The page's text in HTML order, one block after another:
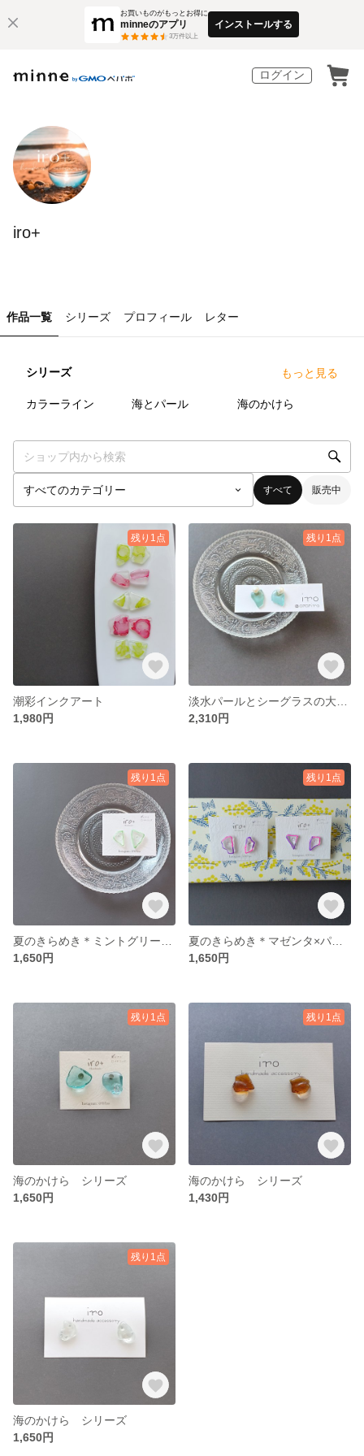
お買いものがもっとお得に
minneのアプリ
3万件以上
インストールする
ログイン
iro+
作品一覧 シリーズ プロフィール レター
シリーズ もっと見る
カラーライン 海とパール 海のかけら
すべて 販売中
残り1点
潮彩インクアート
1,980円
残り1点
2,310円
残り1点
1,650円
残り1点
1,650円
残り1点
海のかけら シリーズ
1,650円
残り1点
海のかけら シリーズ
1,430円
残り1点
海のかけら シリーズ
1,650円